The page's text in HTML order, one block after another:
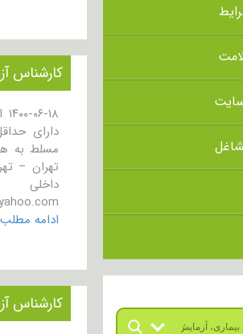
کارشناس
مسلط به
داخلی ۱۰۴ . ارسال رزومه به ایمیل
ادامه مطلب
کارشناس